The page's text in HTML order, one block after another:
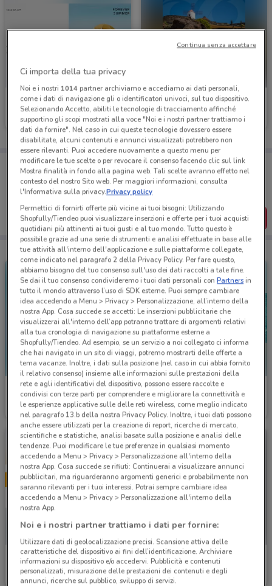
Douglas
Scade il 22/09 207 m
Welcome Travel
Scade il 30/09 226 m
Porta DoveConviene sempre con te!
Puoi trovare le migliori offerte dei negozi vicino a te,
salvarle e creare la tua lista del risparmio, comodamente
dal tuo cellulare.
SCARICA L’APP
Welcome Travel
Scade il 30/09 226 m
Costa Crociere
Scade il 22/09 226 m
Kena Mobile
Scade il 02/09 378 m
Parentini
Scade il 22/09
Ci importa della tua privacy
Noi e i nostri 1014partner archiviamo e accediamo ai dati personali,
come i dati di navigazione gli o identificatori univoci, sul tuo dispositivo.
Selezionando Accetto, abiliti le tecnologie di tracciamento affinché
supportino gli scopi mostrati alla voce "Noi e i nostri partner trattiamo i
dati da fornire". Nel caso in cui queste tecnologie dovessero essere
disabilitate, alcuni contenuti e annunci visualizzati potrebbero non
essere rilevanti. Puoi accedere nuovamente a questo menu per
modificare le tue scelte o per revocare il consenso facendo clic sul link
Mostra finalità in fondo alla pagina web. Tali scelte avranno effetto nel
contesto del nostro Sito web. Per maggiori informazioni, consulta
l'Informativa sulla privacy.Privacy policy
Permettici di fornirti offerte più vicine ai tuoi bisogni: Utilizzando
Shopfully/Tiendeo puoi visualizzare inserzioni e offerte per i tuoi acquisti
quotidiani più attinenti ai tuoi gusti e al tuo mondo. Tutto questo è
possibile grazie ad una serie di strumenti e analisi effettuate in base alle
tue attività all'interno dell'applicazione e sulle piattaforme collegate,
come indicato nel paragrafo 2 della Privacy Policy. Per fare questo,
abbiamo bisogno del tuo consenso sull'uso dei dati raccolti a tale fine.
Se dai il tuo consenso condivideremo i tuoi dati personali conPartnersin
tutto il mondo attraverso l’uso di SDK esterne. Puoi sempre cambiare
idea accedendo a Menu > Privacy > Personalizzazione, all’interno della
nostra App. Cosa succede se accetti: Le inserzioni pubblicitarie che
visualizzerai all'interno dell’app potranno trattare di argomenti relativi
alla tua cronologia di navigazione su piattaforme esterne a
Shopfully/Tiendeo. Ad esempio, se un servizio a noi collegato ci informa
che hai navigato in un sito di viaggi, potremo mostrarti delle offerte a
tema vacanze. Inoltre, i dati sulla posizione (nel caso in cui abbia fornito
il relativo consenso) insieme alle informazioni sulle prestazioni della
rete e agli identificativi del dispositivo, possono essere raccolte e
condivisi con terze parti per comprendere e migliorare la connettività e
le esperienze applicative sulle delle reti wireless, come meglio indicato
nel paragrafo 13.b della nostra Privacy Policy. Inoltre, i tuoi dati possono
anche essere utilizzati per la creazione di report, ricerche di mercato,
scientifiche e statistiche, analisi basate sulla posizione e analisi delle
tendenze. Puoi modificare le tue preferenze in qualsiasi momento
accedendo a Menu > Privacy > Personalizzazione all'interno della
nostra App. Cosa succede se rifiuti: Continuerai a visualizzare annunci
pubblicitari, ma riguarderanno argomenti generici e probabilmente non
saranno rilevanti per i tuoi interessi. Potrai sempre cambiare idea
accedendo a Menu > Privacy > Personalizzazione all'interno della
nostra App.
Noi e i nostri partner trattiamo i dati per fornire:
Utilizzare dati di geolocalizzazione precisi. Scansione attiva delle
caratteristiche del dispositivo ai fini dell’identificazione. Archiviare
informazioni su dispositivo e/o accedervi. Pubblicità e contenuti
personalizzati, misurazione delle prestazioni dei contenuti e degli
annunci, ricerche sul pubblico, sviluppo di servizi.
Continua senza accettare